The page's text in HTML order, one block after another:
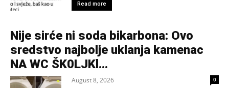
Read more
Nije sirće ni soda bikarbona: Ovo
sredstvo najbolje uklanja kamenac
NA WC ŠK0LJKl…
August 8, 2026 0